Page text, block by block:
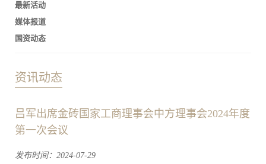
最新活动
媒体报道
国资动态
资讯动态
吕军出席金砖国家工商理事会中方理事会2024年度
第一次会议
发布时间：2024-07-29